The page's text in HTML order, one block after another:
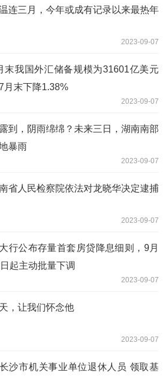
连三月，今年或成有记录以来最热年
2023-09-07
末我国外汇储备规模为31601亿美元
月末下降1.38%
2023-09-07
到，阴雨绵绵？未来三日，湖南南部
暴雨
2023-09-07
省人民检察院依法对龙晓华决定逮捕
2023-09-07
行公布存量首套房贷降息细则，9月
起主动批量下调
2023-09-07
，让我们怀念他
2023-09-07
沙市机关事业单位退休人员 领取基